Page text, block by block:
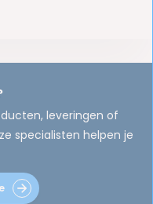
leveringen of
specialisten helpen je